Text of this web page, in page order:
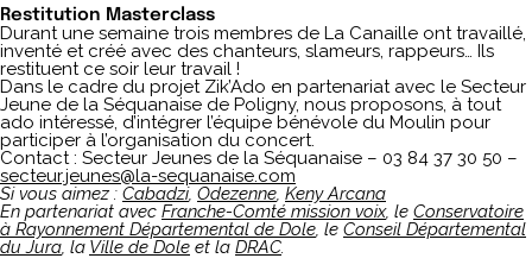
Restitution Masterclass
Durant une semaine trois membres de La Canaille ont travaillé,
inventé et créé avec des chanteurs, slameurs, rappeurs… Ils
restituent ce soir leur travail !
Dans le cadre du projet Zik’Ado en partenariat avec le Secteur
Jeune de la Séquanaise de Poligny, nous proposons, à tout
ado intéressé, d’intégrer l’équipe bénévole du Moulin pour
participer à l’organisation du concert.
Contact : Secteur Jeunes de la Séquanaise – 03 84 37 30 50 –
secteur.jeunes@la-sequanaise.com
Si vous aimez : Cabadzi, Odezenne, Keny Arcana
En partenariat avec Franche-Comté mission voix, le Conservatoire
à Rayonnement Départemental de Dole, le Conseil Départemental
du Jura, la Ville de Dole et la DRAC.